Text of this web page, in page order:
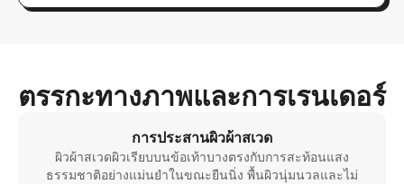
ตรรกะทางภาพและการเรนเดอร์
การประสานผิวผ้าสเวด
ผิวผ้าสเวดผิวเรียบบนข้อเท้าบางตรงกับการสะท้อนแสง
ธรรมชาติอย่างแม่นยำในขณะยืนนิ่ง พื้นผิวนุ่มนวลและไม่